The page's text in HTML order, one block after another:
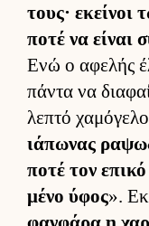
τους· εκεί­νοι
ποτέ να εί­ναι
Ενώ ο αφελής
πάντα να
λεπτό
ιάπωνας
ποτέ τον
μένο ύφος».